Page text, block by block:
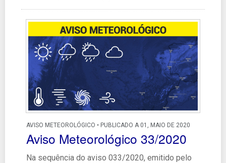
AVISO METEOROLÓGICO • PUBLICADO A 01, MAIO DE 2020
Aviso Meteorológico 33/2020
Na sequência do aviso 033/2020, emitido pelo